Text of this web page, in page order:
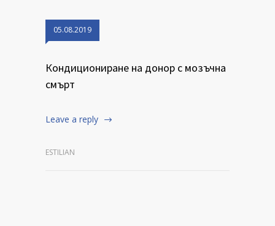
05.08.2019
Кондициониране на донор с мозъчна
смърт
Leave a reply
ESTILIAN